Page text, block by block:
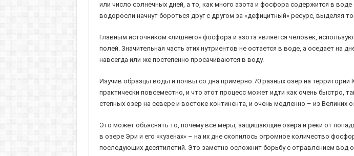
или число солнечных дней, а то, как много азота и фосфора содержится в
водоросли начнут бороться друг с другом за «дефицитный» ресурс, выделяя
Главным источником «лишнего» фосфора и азота является человек,
полей. Значительная часть этих нутриентов не остается в воде, а оседает на
навсегда или же постепенно просачиваются в воду.
Изучив образцы воды и почвы со дна примерно 70 разных озер на
практически повсеместно, и что этот процесс может идти как очень быстро,
степных озер на севере и востоке континента, и очень медленно – из Великих
Это может объяснять то, почему все меры, защищающие озера и реки от
в озере Эри и его «кузенах» – на их дне скопилось огромное количество
последующих десятилетий. Это заметно осложнит борьбу с отравлением вод